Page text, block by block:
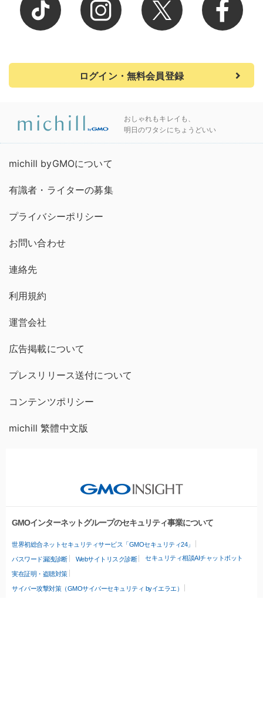
ログイン・無料会員登録
おしゃれもキレイも、
明日のワタシにちょうどいい
michill byGMOについて
有識者・ライターの募集
プライバシーポリシー
お問い合わせ
連絡先
利用規約
運営会社
広告掲載について
プレスリリース送付について
コンテンツポリシー
michill 繁體中文版
GMOインターネットグループのセキュリティ事業について
世界初総合ネットセキュリティサービス「GMOセキュリティ24」
パスワード漏洩診断 Webサイトリスク診断 セキュリティ相談AIチャットボット
実在証明・盗聴対策
サイバー攻撃対策（GMOサイバーセキュリティ byイエラエ）